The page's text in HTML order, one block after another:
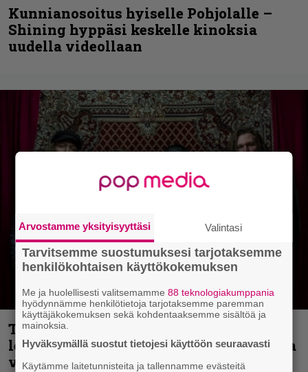
Kunnianosoitus hyiselle Pohjolalle –
Shining hyppäsi keskelle kinoksia
uudella videollaan
Thrash ’n’ roll -yhtye Madred ryydittää
levyjulkaisua keikkareissulla kuvatulla
videolla – ”Oltiin pakussa kusihädässä
Arvostamme yksityisyyttäsi Valintasi
Tarvitsemme suostumuksesi tarjotaksemme
henkilökohtaisen käyttökokemuksen
Me ja huolellisesti valitsemamme88 teknologiakumppania
hyödynnämme henkilötietoja tarjotaksemme paremman
käyttäjäkokemuksen sekä kohdentaaksemme sisältöä ja
mainoksia.
Hyväksymällä suostut tietojesi käyttöön seuraavasti
Käytämme laitetunnisteita ja tallennamme evästeitä